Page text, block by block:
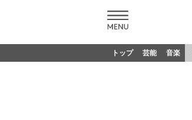
トップ 芸能 音楽